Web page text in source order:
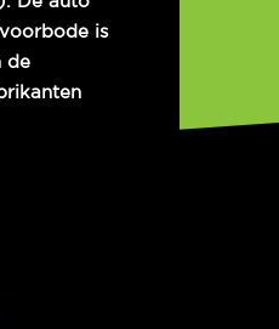
is
de